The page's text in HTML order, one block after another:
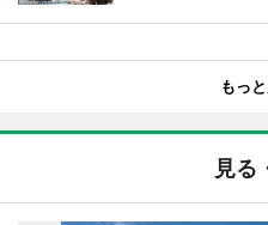
もっ
見る